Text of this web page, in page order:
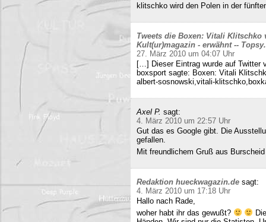
klitschko wird den Polen in der
Tweets die Boxen: Vitali Klitschko
Kult(ur)magazin - erwähnt --
27. März 2010 um 04:07 Uhr
[…] Dieser Eintrag wurde auf Twitter
boxsport sagte: Boxen: Vitali
albert-sosnowski,vitali-
Axel P. sagt:
4. März 2010 um 22:57 Uhr
Gut das es Google gibt. Die
gefallen.
Mit freundlichem Gruß aus Burscheid
Redaktion hueckwagazin.de sagt:
4. März 2010 um 17:18 Uhr
Hallo nach Rade,
woher habt ihr das gewußt?